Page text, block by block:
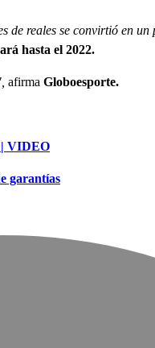
reales se convirtió en un
hasta el 2022.
afirma Globoesporte.
| VIDEO
garantías